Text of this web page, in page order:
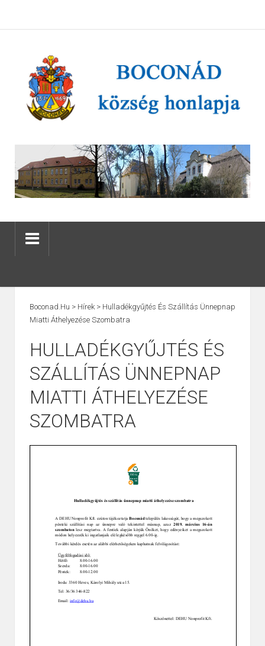
Boconad.hu > Hírek > Hulladékgyűjtés És Szállítás Ünnepnap
Miatti Áthelyezése Szombatra
HULLADÉKGYŰJTÉS ÉS
SZÁLLÍTÁS ÜNNEPNAP
MIATTI ÁTHELYEZÉSE
SZOMBATRA